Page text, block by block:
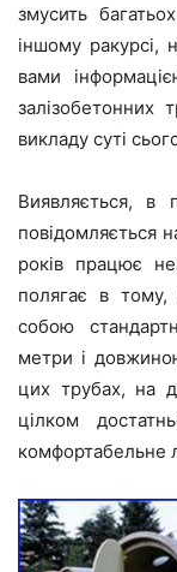
змусить
іншому ракурсі,
вами
залізобетонних
викладу суті
Виявляється, в
повідомляється
років працює
полягає в
собою
метри і
цих трубах, на
цілком
комфортабельне